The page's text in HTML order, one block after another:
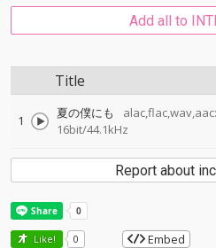
Add all to
Title
1 夏の僕にも
alac,flac,wav,aac:
16bit/44.1kHz
Report about
Like! 0 Embed